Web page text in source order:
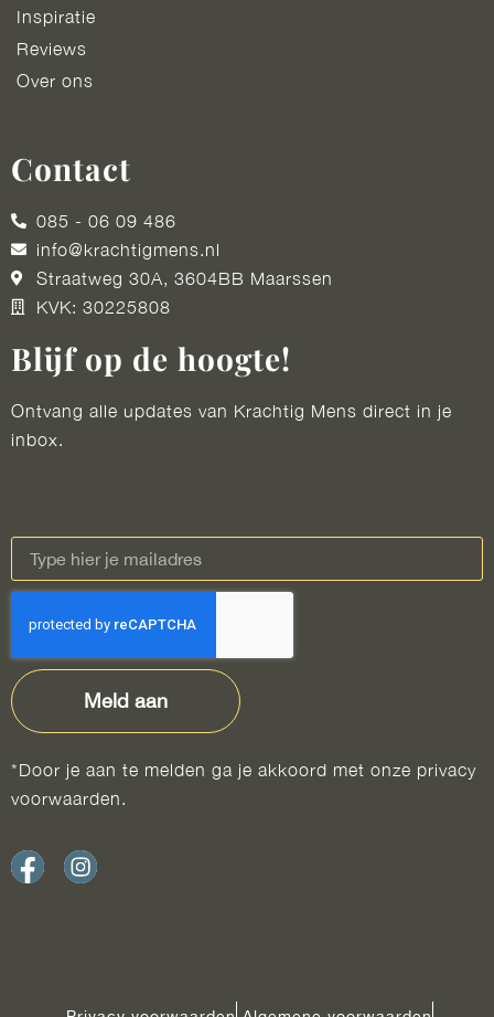
Inspiratie
Reviews
Over ons
Contact
085 - 06 09 486
info@krachtigmens.nl
Straatweg 30A, 3604BB Maarssen
KVK: 30225808
Blijf op de hoogte!
Ontvang alle updates van Krachtig Mens direct in je
inbox.
Meld aan
*Door je aan te melden ga je akkoord met onze privacy
voorwaarden.